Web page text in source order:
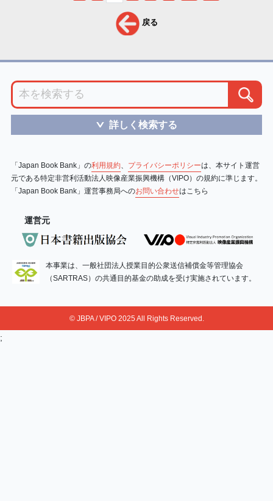
戻る
＞ 詳しく検索する
「Japan Book Bank」の利用規約、 プライバシーポリシーは、本サイト運営
元である特定非営利活動法人映像産業振興機構（VIPO）の規約に準じます。
「Japan Book Bank」運営事務局へのお問い合わせはこちら
運営元
本事業は、一般社団法人授業目的公衆送信補償金等管理協会
（SARTRAS）の共通目的基金の助成を受け実施されています。
© JBPA / VIPO 2025 All Rights Reserved.
;